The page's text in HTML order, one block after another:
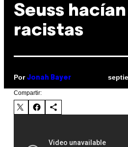
Seuss
racistas
Por Jonah Bayer
Compartir: